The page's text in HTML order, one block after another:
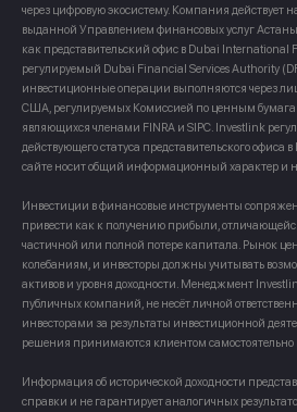
через цифровую экосистему. Компания действует
выданной Управлением финансовых услуг Астаны
как представительский офис в Dubai International
регулируемый Dubai Financial Services Authority
инвестиционные операции выполняются через
США, регулируемых Комиссией по ценным
являющихся членами FINRA и SIPC. Investlink
действующего статуса представительского
сайте носит общий информационный характер и
Инвестиции в финансовые инструменты
привести как к получению прибыли,
частичной или полной потере капитала. Рынок
колебаниям, и инвесторы должны учитывать
активов и уровня доходности. Менеджмент
публичных компаний, не несёт личной
инвесторами за результаты инвестиционной
решения принимаются клиентом самостоятельно
Информация об исторической доходности
справки и не гарантирует аналогичных